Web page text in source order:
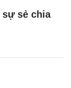
sẻ chia